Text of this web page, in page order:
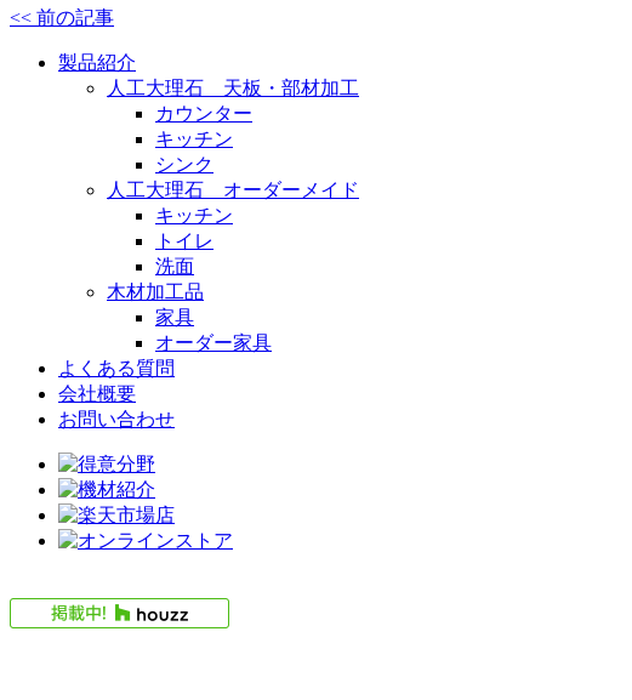
<< 前の記事
製品紹介
人工大理石 天板・部材加工
カウンター
キッチン
シンク
人工大理石 オーダーメイド
キッチン
トイレ
洗面
木材加工品
家具
オーダー家具
よくある質問
会社概要
お問い合わせ